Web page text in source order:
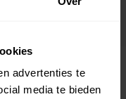
advertenties te
media te bieden